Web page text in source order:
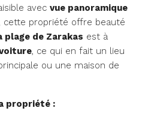
avec vue panoramique
cette propriété offre beauté
plage de Zarakas est à
, ce qui en fait un lieu
ou une maison de
propriété :